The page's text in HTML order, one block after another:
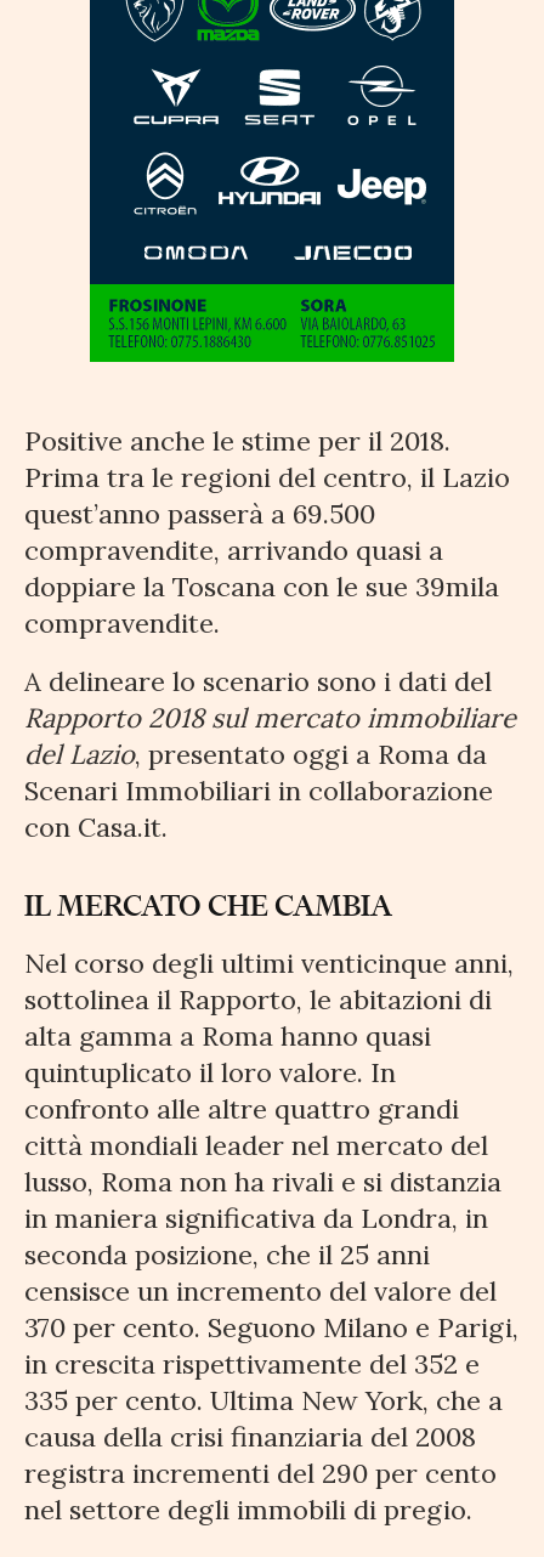
Positive anche le stime per il 2018.
Prima tra le regioni del centro, il Lazio
quest’anno passerà a 69.500
compravendite, arrivando quasi a
doppiare la Toscana con le sue 39mila
compravendite.
A delineare lo scenario sono i dati del
Rapporto 2018 sul mercato immobiliare
del Lazio, presentato oggi a Roma da
Scenari Immobiliari in collaborazione
con Casa.it.
IL MERCATO CHE CAMBIA
Nel corso degli ultimi venticinque anni,
sottolinea il Rapporto, le abitazioni di
alta gamma a Roma hanno quasi
quintuplicato il loro valore. In
confronto alle altre quattro grandi
città mondiali leader nel mercato del
lusso, Roma non ha rivali e si distanzia
in maniera significativa da Londra, in
seconda posizione, che il 25 anni
censisce un incremento del valore del
370 per cento. Seguono Milano e Parigi,
in crescita rispettivamente del 352 e
335 per cento. Ultima New York, che a
causa della crisi finanziaria del 2008
registra incrementi del 290 per cento
nel settore degli immobili di pregio.